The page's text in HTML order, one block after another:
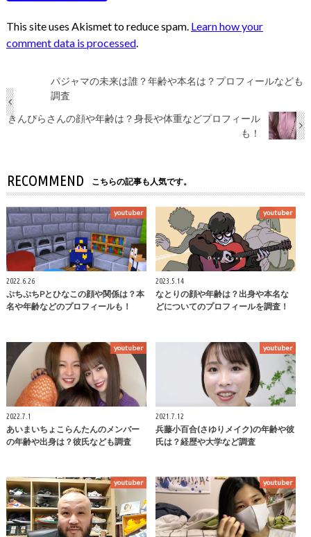
This site uses Akismet to reduce spam. Learn how your
comment data is processed.
パジャマの未来は誰？年齢や本名は？プロフィールなども
調査
きんぴらさんの顔や年齢は？身長や体重などプロフィール
も！
RECOMMEND こちらの記事も人気です。
youtuber
2022.6.26
ぷちぷちPとひなこの顔や関係は？本
名や年齢などのプロフィールも！
youtuber
2023.5.14
なとりの顔や年齢は？出身や本名な
どについてのプロフィールを調査！
youtuber
2022.7.1
あいまいちょこらんたんのメンバー
の年齢や出身は？彼氏なども調査
youtuber
2021.7.12
兵藤小百合(さゆりメイク)の年齢や彼
氏は？経歴や大学など調査
youtuber youtuber